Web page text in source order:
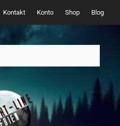
Kontakt Konto Shop Blog